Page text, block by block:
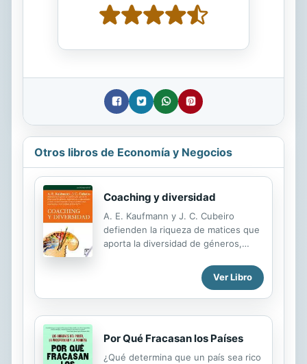
Otros libros de Economía y Negocios
Coaching y diversidad
A. E. Kaufmann y J. C. Cubeiro
defienden la riqueza de matices que
aporta la diversidad de géneros,
su combinación eleva el rendimiento
empresarial. Con prólogo de Eva
Levy.
Ver Libro
Por Qué Fracasan los Países
¿Qué determina que un país sea rico